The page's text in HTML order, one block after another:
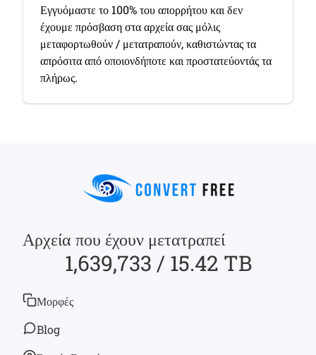
Εγγυόμαστε το 100% του απορρήτου και δεν
έχουμε πρόσβαση στα αρχεία σας μόλις
μεταφορτωθούν / μετατραπούν, καθιστώντας τα
απρόσιτα από οποιονδήποτε και προστατεύοντάς τα
πλήρως.
Αρχεία που έχουν μετατραπεί
1,639,733 / 15.42 TB
Μορφές
Blog